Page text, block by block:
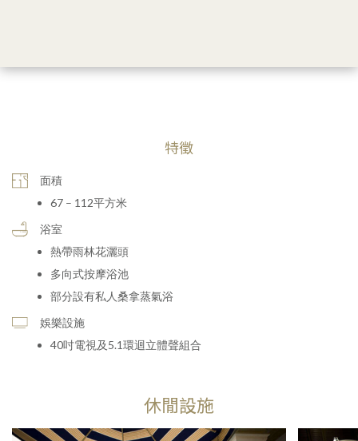
特徵
面積
67 – 112平方米
浴室
熱帶雨林花灑頭
多向式按摩浴池
部分設有私人桑拿蒸氣浴
娛樂設施
40吋電視及5.1環迴立體聲組合
休閒設施